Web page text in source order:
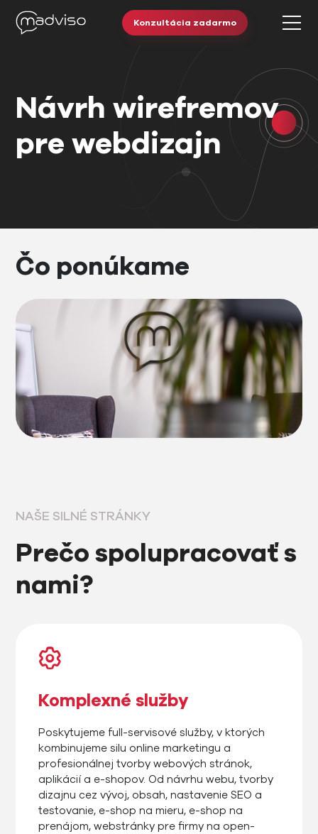
Konzultácia zadarmo
Návrh wirefremov
pre webdizajn
Čo ponúkame
NAŠE SILNÉ STRÁNKY
Prečo spolupracovať s
nami?
Komplexné služby
Poskytujeme full-servisové služby, v ktorých
kombinujeme silu online marketingu a
profesionálnej tvorby webových stránok,
aplikácií a e-shopov. Od návrhu webu, tvorby
dizajnu cez vývoj, obsah, nastavenie SEO a
testovanie, e-shop na mieru, e-shop na
prenájom, webstránky pre firmy na open-